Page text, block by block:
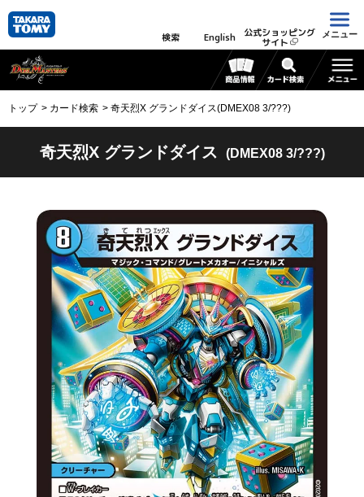
検索 English 公式ショッピング
サイト
メニュー
トップ カード検索 奇天烈X グランドダイス(DMEX08 3/???)
奇天烈X グランドダイス (DMEX08 3/???)